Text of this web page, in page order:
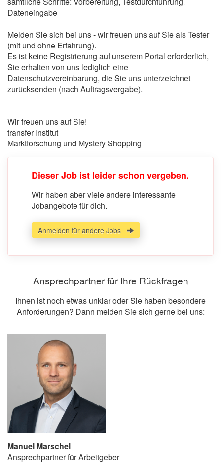
Dateneingabe
Melden Sie sich bei uns - wir freuen uns auf Sie als Tester
(mit und ohne Erfahrung).
Es ist keine Registrierung auf unserem Portal erforderlich,
Sie erhalten von uns lediglich eine
Datenschutzvereinbarung, die Sie uns unterzeichnet
zurücksenden (nach Auftragsvergabe).
Wir freuen uns auf Sie!
transfer Institut
Marktforschung und Mystery Shopping
Dieser Job ist leider schon vergeben.
Wir haben aber viele andere interessante
Jobangebote für dich.
Anmelden für andere Jobs
Ansprechpartner für Ihre Rückfragen
Ihnen ist noch etwas unklar oder Sie haben besondere
Anforderungen? Dann melden Sie sich gerne bei uns:
Manuel Marschel
Ansprechpartner für Arbeitgeber